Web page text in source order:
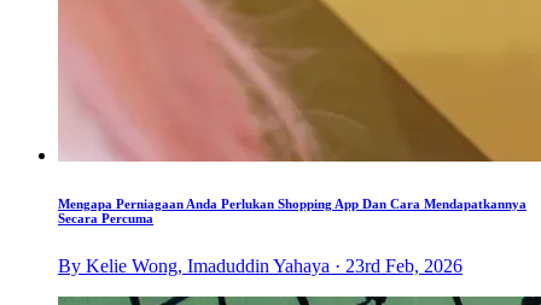
Mengapa Perniagaan Anda Perlukan Shopping App Dan Cara Mendapatkannya
Secara Percuma
By Kelie Wong, Imaduddin Yahaya · 23rd Feb, 2026